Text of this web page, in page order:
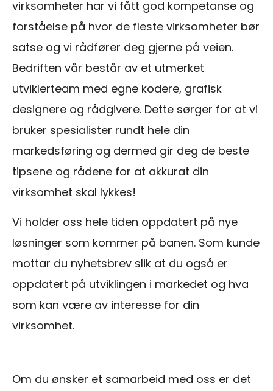
virksomheter har vi fått god kompetanse og
forståelse på hvor de fleste virksomheter bør
satse og vi rådfører deg gjerne på veien.
Bedriften vår består av et utmerket
utviklerteam med egne kodere, grafisk
designere og rådgivere. Dette sørger for at vi
bruker spesialister rundt hele din
markedsføring og dermed gir deg de beste
tipsene og rådene for at akkurat din
virksomhet skal lykkes!
Vi holder oss hele tiden oppdatert på nye
løsninger som kommer på banen. Som kunde
mottar du nyhetsbrev slik at du også er
oppdatert på utviklingen i markedet og hva
som kan være av interesse for din
virksomhet.
Om du ønsker et samarbeid med oss er det